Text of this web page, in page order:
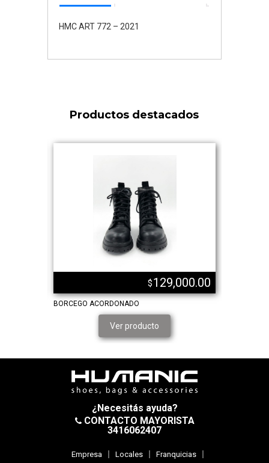
HMC ART 772 – 2021
Productos destacados
$129,000.00
BORCEGO ACORDONADO
Ver producto
¿Necesitás ayuda?
CONTACTO MAYORISTA
3416062407
Empresa Locales Franquicias